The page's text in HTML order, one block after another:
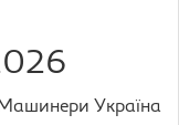
Україна